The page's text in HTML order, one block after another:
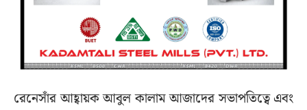
রেনেসাঁর আহ্বায়ক আবুল কালাম আজাদের সভাপতিত্বে এবং